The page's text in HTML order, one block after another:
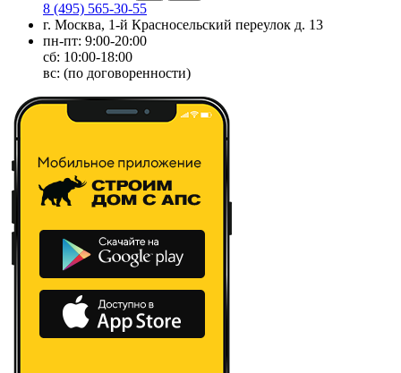
8 (495) 565-30-55
г. Москва, 1-й Красносельский переулок д. 13
пн-пт: 9:00-20:00
сб: 10:00-18:00
вс: (по договоренности)